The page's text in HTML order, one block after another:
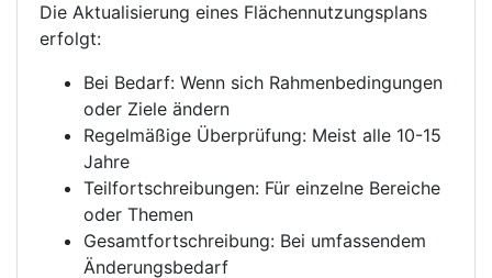
Die Aktualisierung eines Flächennutzungsplans
erfolgt:
Bei Bedarf: Wenn sich Rahmenbedingungen
oder Ziele ändern
Regelmäßige Überprüfung: Meist alle 10-15
Jahre
Teilfortschreibungen: Für einzelne Bereiche
oder Themen
Gesamtfortschreibung: Bei umfassendem
Änderungsbedarf